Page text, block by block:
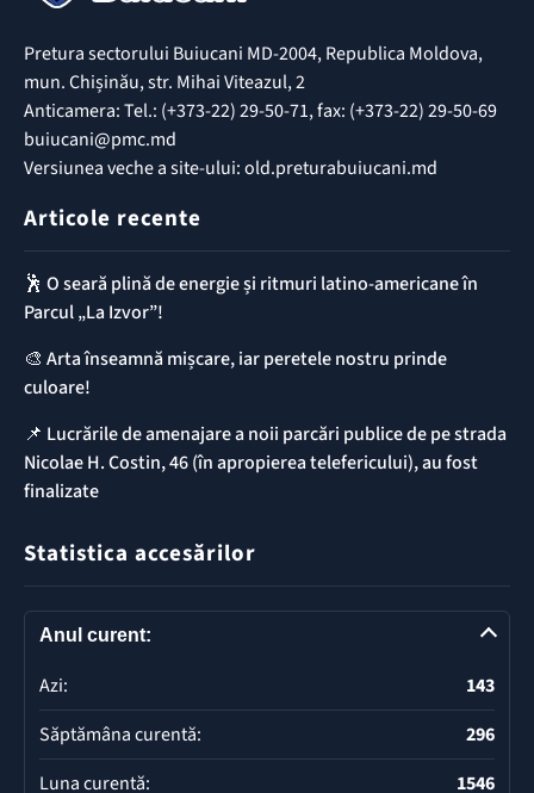
Pretura sectorului Buiucani MD-2004, Republica Moldova,
mun. Chișinău, str. Mihai Viteazul, 2
Anticamera: Tel.: (+373-22) 29-50-71, fax: (+373-22) 29-50-69
buiucani@pmc.md
Versiunea veche a site-ului: old.preturabuiucani.md
Articole recente
🕺 O seară plină de energie și ritmuri latino-americane în
Parcul „La Izvor”!
🎨 Arta înseamnă mișcare, iar peretele nostru prinde
culoare!
📌 ​Lucrările de amenajare a noii parcări publice de pe strada
Nicolae H. Costin, 46 (în apropierea telefericului), au fost
finalizate
Statistica accesărilor
Anul curent:
Azi:
143
Săptămâna curentă:
296
Luna curentă:
1546